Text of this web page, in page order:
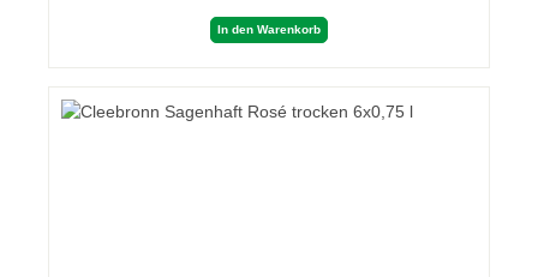
In den Warenkorb